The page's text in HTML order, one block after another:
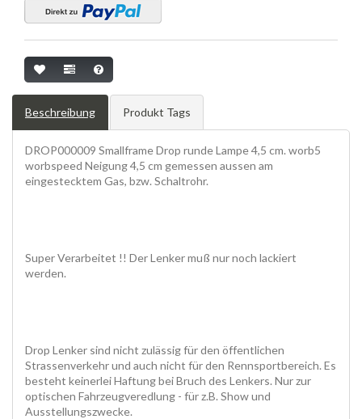
Beschreibung Produkt Tags
DROP000009 Smallframe Drop runde Lampe 4,5 cm. worb5
worbspeed Neigung 4,5 cm gemessen aussen am
eingestecktem Gas, bzw. Schaltrohr.
Super Verarbeitet !! Der Lenker muß nur noch lackiert
werden.
Drop Lenker sind nicht zulässig für den öffentlichen
Strassenverkehr und auch nicht für den Rennsportbereich. Es
besteht keinerlei Haftung bei Bruch des Lenkers. Nur zur
optischen Fahrzeugveredlung - für z.B. Show und
Ausstellungszwecke.